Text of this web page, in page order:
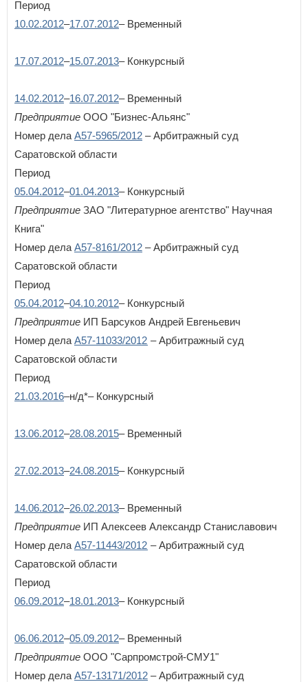
Период
10.02.2012–17.07.2012– Временный
17.07.2012–15.07.2013– Конкурсный
14.02.2012–16.07.2012– Временный
Предприятие ООО "Бизнес-Альянс"
Номер дела А57-5965/2012 – Арбитражный суд
Саратовской области
Период
05.04.2012–01.04.2013– Конкурсный
Предприятие ЗАО "Литературное агентство" Научная
Книга"
Номер дела А57-8161/2012 – Арбитражный суд
Саратовской области
Период
05.04.2012–04.10.2012– Конкурсный
Предприятие ИП Барсуков Андрей Евгеньевич
Номер дела А57-11033/2012 – Арбитражный суд
Саратовской области
Период
21.03.2016–н/д*– Конкурсный
13.06.2012–28.08.2015– Временный
27.02.2013–24.08.2015– Конкурсный
14.06.2012–26.02.2013– Временный
Предприятие ИП Алексеев Александр Станиславович
Номер дела А57-11443/2012 – Арбитражный суд
Саратовской области
Период
06.09.2012–18.01.2013– Конкурсный
06.06.2012–05.09.2012– Временный
Предприятие ООО "Сарпромстрой-СМУ1"
Номер дела А57-13171/2012 – Арбитражный суд